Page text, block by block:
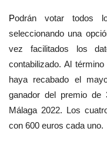
Podrán votar todos
seleccionando una
vez facilitados los
contabilizado. Al
haya recabado el
ganador del premio de
Málaga 2022. Los
con 600 euros cada uno.